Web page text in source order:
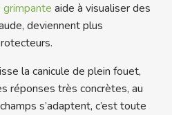
aide à visualiser des
deviennent plus
la canicule de plein fouet,
réponses très concrètes, au
s’adaptent, c’est toute